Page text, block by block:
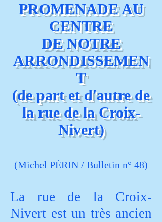
PROMENADE AU
CENTRE
DE NOTRE
ARRONDISSEMEN
T
(de part et d'autre de
la rue de la Croix-
Nivert)
(Michel PÉRIN / Bulletin n° 48)
La rue de la Croix-
Nivert est un très ancien